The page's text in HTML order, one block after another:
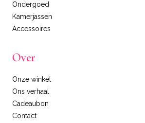
Ondergoed
Kamerjassen
Accessoires
Over
Onze winkel
Ons verhaal
Cadeaubon
Contact